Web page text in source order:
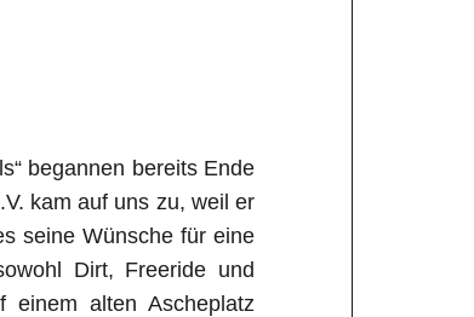
begannen bereits Ende
kam auf uns zu, weil er
seine Wünsche für eine
Dirt, Freeride und
alten Ascheplatz